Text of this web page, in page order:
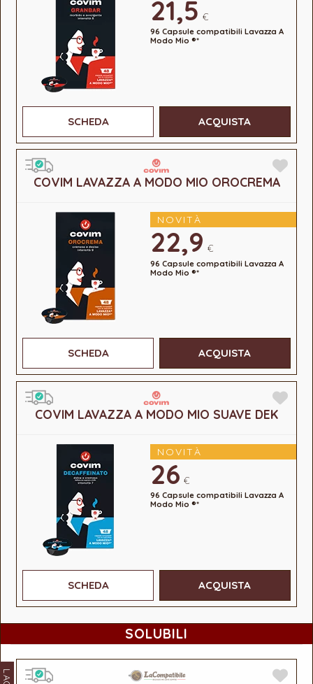
21,5 €
96 Capsule compatibili Lavazza A
Modo Mio ®*
SCHEDA ACQUISTA
COVIM LAVAZZA A MODO MIO OROCREMA
NOVITÀ
22,9 €
96 Capsule compatibili Lavazza A
Modo Mio ®*
SCHEDA ACQUISTA
COVIM LAVAZZA A MODO MIO SUAVE DEK
NOVITÀ
26 €
96 Capsule compatibili Lavazza A
Modo Mio ®*
SCHEDA ACQUISTA
SOLUBILI